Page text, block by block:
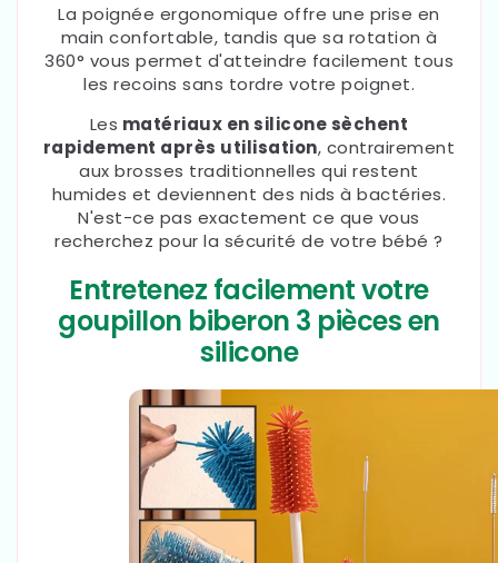
La poignée ergonomique offre une prise en
main confortable, tandis que sa rotation à
360° vous permet d'atteindre facilement tous
les recoins sans tordre votre poignet.
Les matériaux en silicone sèchent
rapidement après utilisation, contrairement
aux brosses traditionnelles qui restent
humides et deviennent des nids à bactéries.
N'est-ce pas exactement ce que vous
recherchez pour la sécurité de votre bébé ?
Entretenez facilement votre
goupillon biberon 3 pièces en
silicone